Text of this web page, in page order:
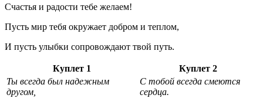
Счастья и радости тебе желаем!
Пусть мир тебя окружает добром и теплом,
И пусть улыбки сопровождают твой путь.
Куплет 1
Куплет 2
Ты всегда был надежным
другом,
С тобой всегда смеются
сердца.